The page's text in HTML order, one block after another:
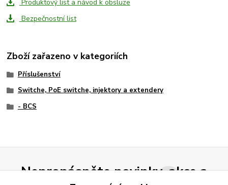
Produktový list a návod k obsluze
Bezpečnostní list
Zboží zařazeno v kategoriích
Příslušenství
Switche, PoE switche, injektory a extendery
- BCS
Nepropásněte novinky, akce a